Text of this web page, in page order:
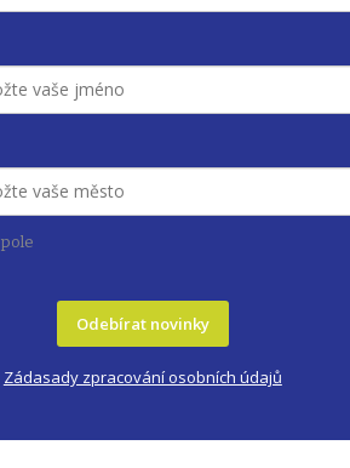
pole
Odebírat novinky
Zádasady zpracování osobních údajů